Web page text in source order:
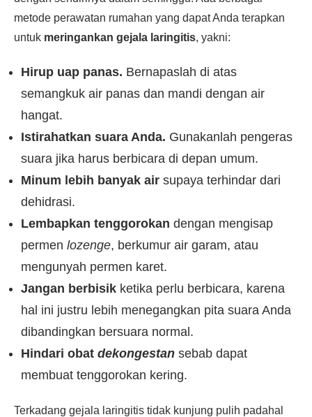
metode perawatan rumahan yang dapat Anda terapkan
untuk meringankan gejala laringitis, yakni:
Hirup uap panas. Bernapaslah di atas
semangkuk air panas dan mandi dengan air
hangat.
Istirahatkan suara Anda. Gunakanlah pengeras
suara jika harus berbicara di depan umum.
Minum lebih banyak air supaya terhindar dari
dehidrasi.
Lembapkan tenggorokan dengan mengisap
permen lozenge, berkumur air garam, atau
mengunyah permen karet.
Jangan berbisik ketika perlu berbicara, karena
hal ini justru lebih menegangkan pita suara Anda
dibandingkan bersuara normal.
Hindari obat dekongestan sebab dapat
membuat tenggorokan kering.
Terkadang gejala laringitis tidak kunjung pulih padahal